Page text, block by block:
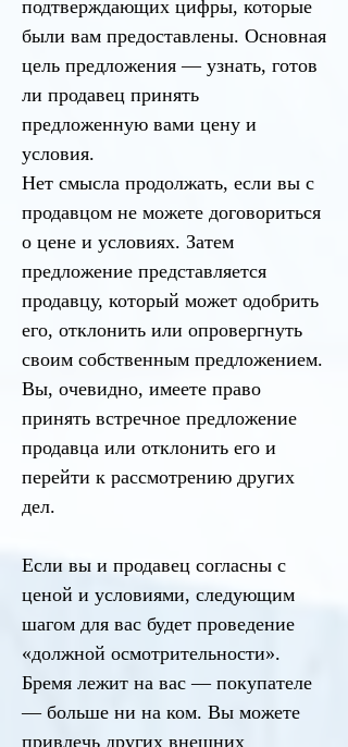
подтверждающих цифры, которые
были вам предоставлены. Основная
цель предложения — узнать, готов
ли продавец принять
предложенную вами цену и
условия.
Нет смысла продолжать, если вы с
продавцом не можете договориться
о цене и условиях. Затем
предложение представляется
продавцу, который может одобрить
его, отклонить или опровергнуть
своим собственным предложением.
Вы, очевидно, имеете право
принять встречное предложение
продавца или отклонить его и
перейти к рассмотрению других
дел.
Если вы и продавец согласны с
ценой и условиями, следующим
шагом для вас будет проведение
«должной осмотрительности».
Бремя лежит на вас — покупателе
— больше ни на ком. Вы можете
привлечь других внешних